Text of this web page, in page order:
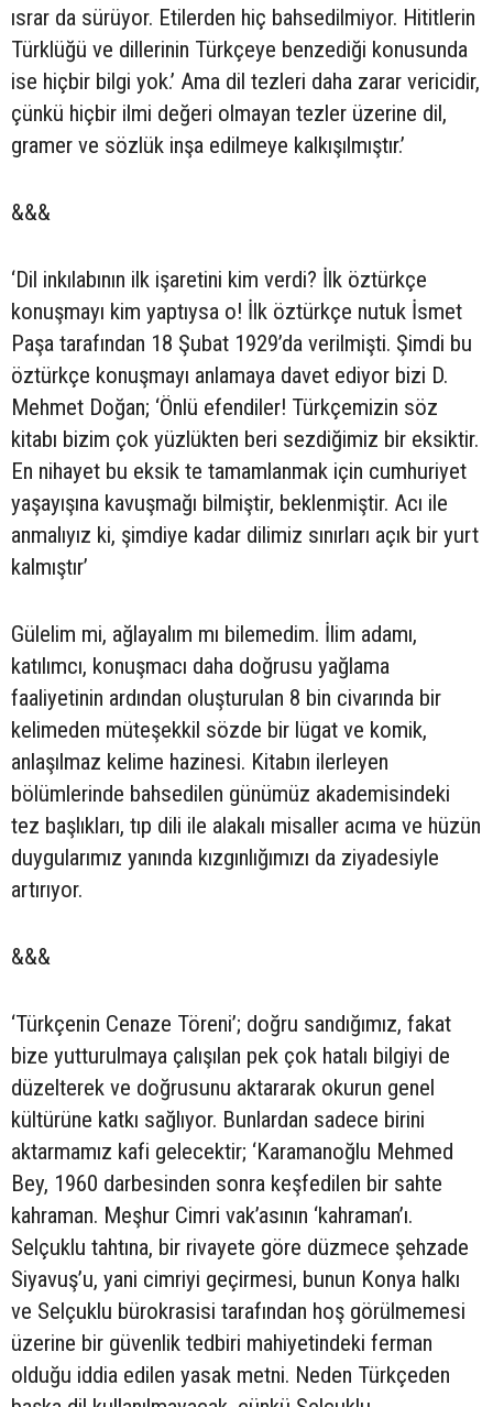
ısrar da sürüyor. Etilerden hiç bahsedilmiyor. Hititlerin
Türklüğü ve dillerinin Türkçeye benzediği konusunda
ise hiçbir bilgi yok.’ Ama dil tezleri daha zarar vericidir,
çünkü hiçbir ilmi değeri olmayan tezler üzerine dil,
gramer ve sözlük inşa edilmeye kalkışılmıştır.’
&&&
‘Dil inkılabının ilk işaretini kim verdi? İlk öztürkçe
konuşmayı kim yaptıysa o! İlk öztürkçe nutuk İsmet
Paşa tarafından 18 Şubat 1929’da verilmişti. Şimdi bu
öztürkçe konuşmayı anlamaya davet ediyor bizi D.
Mehmet Doğan; ‘Önlü efendiler! Türkçemizin söz
kitabı bizim çok yüzlükten beri sezdiğimiz bir eksiktir.
En nihayet bu eksik te tamamlanmak için cumhuriyet
yaşayışına kavuşmağı bilmiştir, beklenmiştir. Acı ile
anmalıyız ki, şimdiye kadar dilimiz sınırları açık bir yurt
kalmıştır’
Gülelim mi, ağlayalım mı bilemedim. İlim adamı,
katılımcı, konuşmacı daha doğrusu yağlama
faaliyetinin ardından oluşturulan 8 bin civarında bir
kelimeden müteşekkil sözde bir lügat ve komik,
anlaşılmaz kelime hazinesi. Kitabın ilerleyen
bölümlerinde bahsedilen günümüz akademisindeki
tez başlıkları, tıp dili ile alakalı misaller acıma ve hüzün
duygularımız yanında kızgınlığımızı da ziyadesiyle
artırıyor.
&&&
‘Türkçenin Cenaze Töreni’; doğru sandığımız, fakat
bize yutturulmaya çalışılan pek çok hatalı bilgiyi de
düzelterek ve doğrusunu aktararak okurun genel
kültürüne katkı sağlıyor. Bunlardan sadece birini
aktarmamız kafi gelecektir; ‘Karamanoğlu Mehmed
Bey, 1960 darbesinden sonra keşfedilen bir sahte
kahraman. Meşhur Cimri vak’asının ‘kahraman’ı.
Selçuklu tahtına, bir rivayete göre düzmece şehzade
Siyavuş’u, yani cimriyi geçirmesi, bunun Konya halkı
ve Selçuklu bürokrasisi tarafından hoş görülmemesi
üzerine bir güvenlik tedbiri mahiyetindeki ferman
olduğu iddia edilen yasak metni. Neden Türkçeden